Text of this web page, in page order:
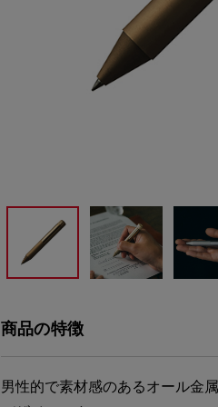
商品の特徴
男性的で素材感のあるオール金